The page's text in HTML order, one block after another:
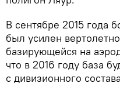
В сентябре 2015 года
был усилен
базирующейся на
что в 2016 году база
с дивизионного